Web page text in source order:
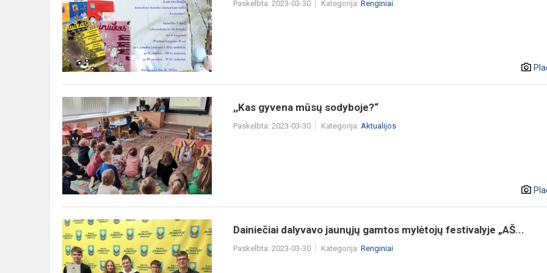
„Nieko
rimto“
Paskelbta: 2023-03-30 Kategorija: Renginiai
,,Kas
gyvena
mūsų
sodyboje?“
,,Kas gyvena mūsų sodyboje?“
Paskelbta: 2023-03-30 Kategorija: Aktualijos
Dainiečiai
dalyvavo
jaunųjų
gamtos
Dainiečiai dalyvavo jaunųjų gamtos mylėtojų festivalyje „AŠ...
Paskelbta: 2023-03-30 Kategorija: Renginiai